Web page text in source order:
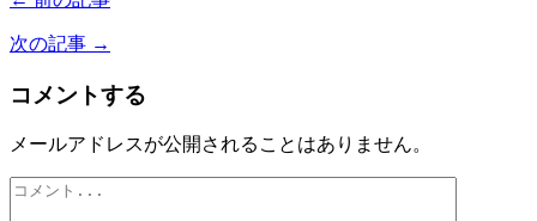
次の記事 →
コメントする
メールアドレスが公開されることはありません。